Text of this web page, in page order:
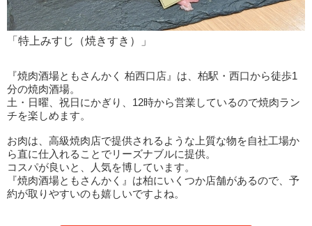
「特上みすじ（焼きすき）」
『焼肉酒場ともさんかく 柏西口店』は、柏駅・西口から徒歩1
分の焼肉酒場。
土・日曜、祝日にかぎり、12時から営業しているので焼肉ラン
チを楽しめます。
お肉は、高級焼肉店で提供されるような上質な物を自社工場か
ら直に仕入れることでリーズナブルに提供。
コスパが良いと、人気を博しています。
『焼肉酒場ともさんかく』は柏にいくつか店舗があるので、予
約が取りやすいのも嬉しいですよね。